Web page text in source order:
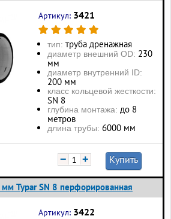
Артикул: 3421
тип: труба дренажная
диаметр внешний OD: 230
мм
диаметр внутренний ID:
200 мм
класс кольцевой жесткости:
SN 8
глубина монтажа: до 8
метров
длина трубы: 6000 мм
− + Купить
Typar SN 8 перфорированная
Артикул: 3422